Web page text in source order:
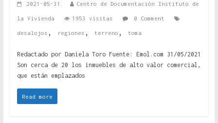
2021-05-31 Centro de Documentación Instituto de
la Vivienda 1953 visitas 0 Comment
desalojos , regiones , terreno , toma
Redactado por Daniela Toro Fuente: Emol.com 31/05/2021
Son cerca de 20 los inmuebles de alto valor comercial,
que están emplazados
Read more